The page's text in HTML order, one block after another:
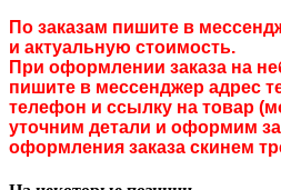
По заказам пишите в
и актуальную стоимость.
При оформлении заказа на
пишите в мессенджер адрес
телефон и ссылку на товар
уточним детали и оформим
оформления заказа скинем